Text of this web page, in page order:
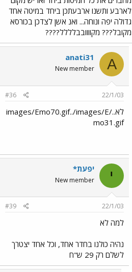
לארבע ותשנו ארבעתכן ביחד במיטה אחד
גדולה יפה ונוחה... ואנ אשן לצדכן בכורסא
מקובל??? מקוווובבלללל????
A
anati31
New member
22/1/03
#36
לא../images/Emo70.gif../images/E
mo31.gif
י יפעת*
New member
22/1/03
#39
למה לא
נהיה כולנו בחדר אחד, וכל אחד יצטרך
לשלם רק 29 ש"ח